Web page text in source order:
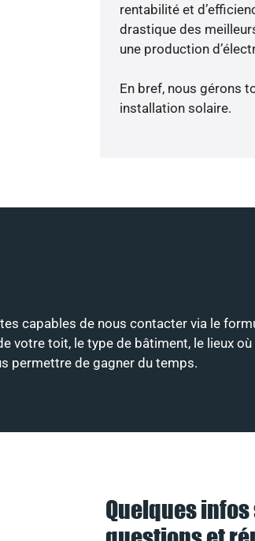
rentabilité et
drastique des
une production
En bref, nous gérons
installation solaire.
capables de nous contacter via le
votre toit, le type de bâtiment, le lieux
permettre de gagner du temps.
Quelques